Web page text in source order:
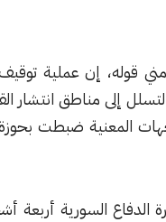
عملية توقيف الأشخاص
انتشار القوات التابعة
ضبطت بحوزة الموقوفين
أربعة أشخاص أثناء